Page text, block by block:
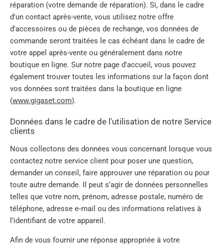
réparation (votre demande de réparation). Si, dans le cadre
d'un contact après-vente, vous utilisez notre offre
d'accessoires ou de pièces de rechange, vos données de
commande seront traitées le cas échéant dans le cadre de
votre appel après-vente ou généralement dans notre
boutique en ligne. Sur notre page d'accueil, vous pouvez
également trouver toutes les informations sur la façon dont
vos données sont traitées dans la boutique en ligne
(www.gigaset.com).
Données dans le cadre de l'utilisation de notre Service
clients
Nous collectons des données vous concernant lorsque vous
contactez notre service client pour poser une question,
demander un conseil, faire approuver une réparation ou pour
toute autre demande. Il peut s’agir de données personnelles
telles que votre nom, prénom, adresse postale, numéro de
téléphone, adresse e‑mail ou des informations relatives à
l’identifiant de votre appareil.
Afin de vous fournir une réponse appropriée à votre